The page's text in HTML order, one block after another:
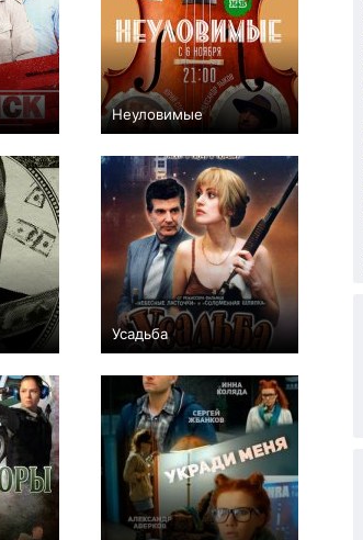
Неуловимые
0 8 117
Усадьба
+5 8 4